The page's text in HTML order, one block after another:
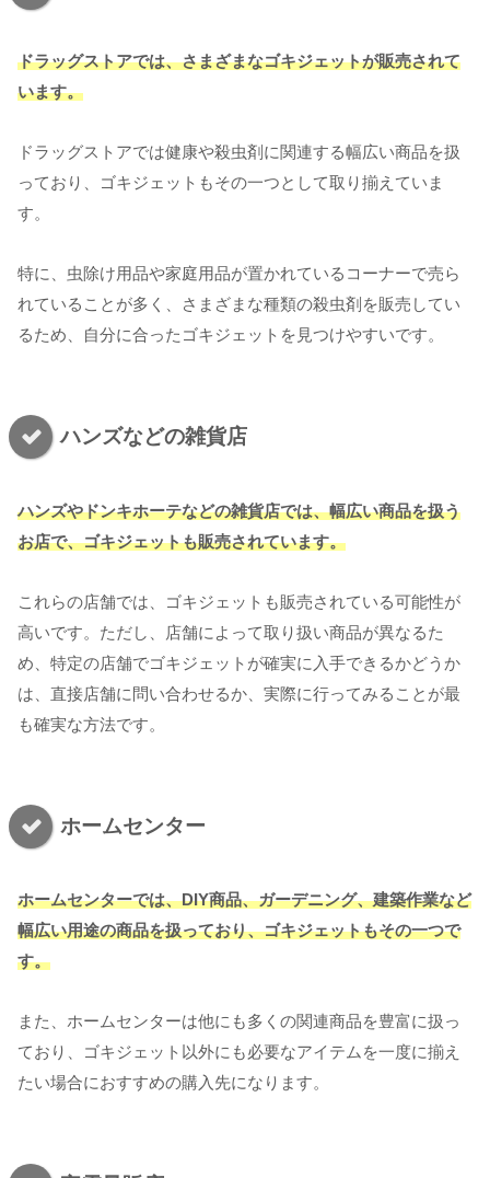
ドラッグストアでは、さまざまなゴキジェットが販売されて
います。
ドラッグストアでは健康や殺虫剤に関連する幅広い商品を扱
っており、ゴキジェットもその一つとして取り揃えていま
す。
特に、虫除け用品や家庭用品が置かれているコーナーで売ら
れていることが多く、さまざまな種類の殺虫剤を販売してい
るため、自分に合ったゴキジェットを見つけやすいです。
ハンズなどの雑貨店
ハンズやドンキホーテなどの雑貨店では、幅広い商品を扱う
お店で、ゴキジェットも販売されています。
これらの店舗では、ゴキジェットも販売されている可能性が
高いです。ただし、店舗によって取り扱い商品が異なるた
め、特定の店舗でゴキジェットが確実に入手できるかどうか
は、直接店舗に問い合わせるか、実際に行ってみることが最
も確実な方法です。
ホームセンター
ホームセンターでは、DIY商品、ガーデニング、建築作業など
幅広い用途の商品を扱っており、ゴキジェットもその一つで
す。
また、ホームセンターは他にも多くの関連商品を豊富に扱っ
ており、ゴキジェット以外にも必要なアイテムを一度に揃え
たい場合におすすめの購入先になります。